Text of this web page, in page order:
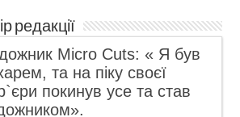
редакції
Micro Cuts: « Я був
та на піку своєї
покинув усе та став